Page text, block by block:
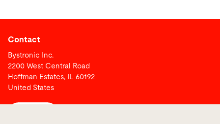
Contact
Bystronic Inc.
2200 West Central Road
Hoffman Estates, IL 60192
United States